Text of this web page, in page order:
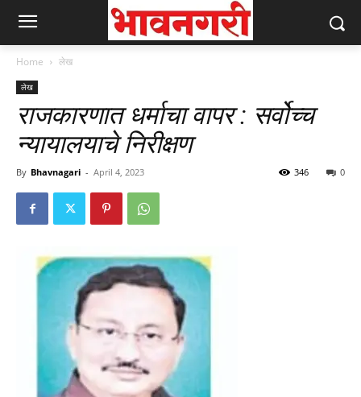
Home लेख
लेख
राजकारणात धर्माचा वापर : सर्वोच्च
न्यायालयाचे निरीक्षण
By Bhavnagari - April 4, 2023 0
346